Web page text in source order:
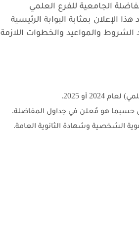
الجامعية للفرع العلمي
للعام الدراسي 2025-2026، يُعد هذا الإعلان بمثابة البوابة الرئيسية
والمواعيد والخطوات اللازمة
أو 2025.
حسبما هو مُعلن في جداول المفاضلة.
الشخصية وشهادة الثانوية العامة.